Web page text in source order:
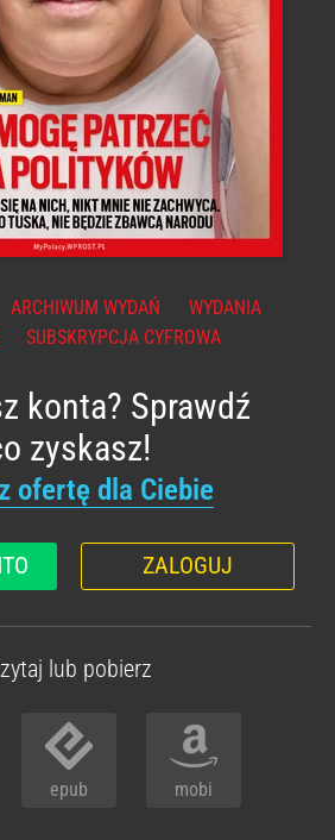
ARCHIWUM WYDAŃ
WYDANIA
SUBSKRYPCJA CYFROWA
konta? Sprawdź
zyskasz!
ofertę dla Ciebie
ZALOGUJ
lub pobierz
epub mobi